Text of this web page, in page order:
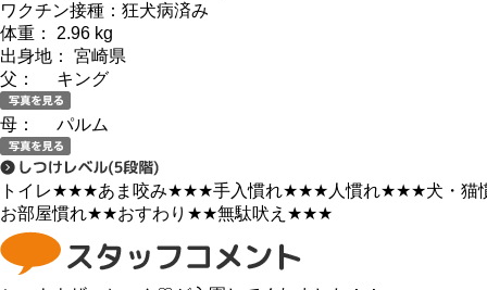
ワクチン接種：狂犬病済み
体重： 2.96 kg
出身地： 宮崎県
父： キング
母： パルム
トイレ★★★あま咬み★★★手入慣れ★★★ 人慣れ★★★犬・猫
お部屋慣れ★★おすわり ★★無駄吠え ★★★